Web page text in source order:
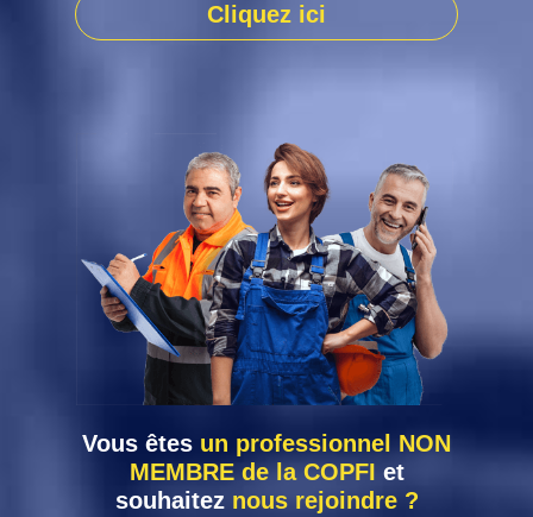
Cliquez ici
Vous êtes un professionnel NON
MEMBRE de la COPFI et
souhaitez nous rejoindre ?